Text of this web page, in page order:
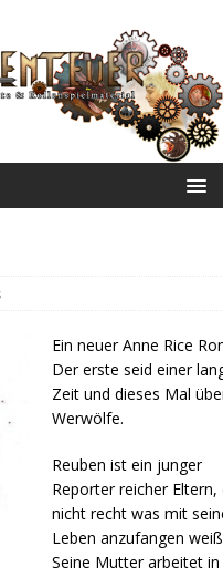
Ein neuer Anne Rice
Der erste seid einer
Zeit und dieses Mal
Werwölfe.
Reuben ist ein junger
Reporter reicher Eltern,
nicht recht was mit
Leben anzufangen
Seine Mutter arbeitet in